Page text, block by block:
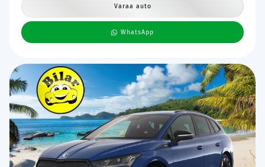
Varaa auto
WhatsApp